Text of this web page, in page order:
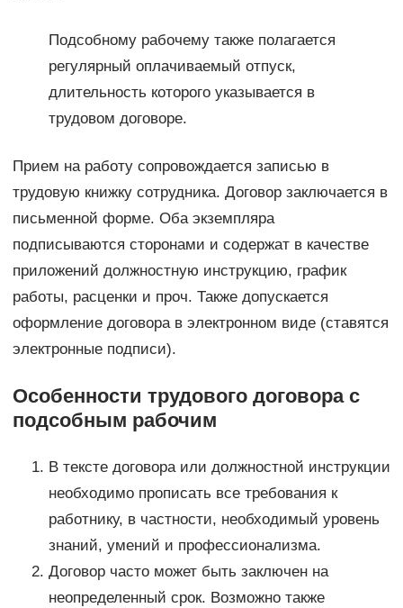
Подсобному рабочему также полагается
регулярный оплачиваемый отпуск,
длительность которого указывается в
трудовом договоре.
Прием на работу сопровождается записью в
трудовую книжку сотрудника. Договор заключается в
письменной форме. Оба экземпляра
подписываются сторонами и содержат в качестве
приложений должностную инструкцию, график
работы, расценки и проч. Также допускается
оформление договора в электронном виде (ставятся
электронные подписи).
Особенности трудового договора с
подсобным рабочим
В тексте договора или должностной инструкции
необходимо прописать все требования к
работнику, в частности, необходимый уровень
знаний, умений и профессионализма.
Договор часто может быть заключен на
неопределенный срок. Возможно также